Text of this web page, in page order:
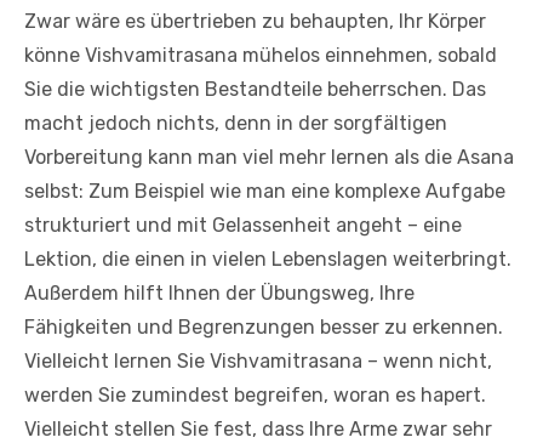
Zwar wäre es übertrieben zu behaupten, Ihr Körper
könne Vishvamitrasana mühelos einnehmen, sobald
Sie die wichtigsten Bestandteile beherrschen. Das
macht jedoch nichts, denn in der sorgfältigen
Vorbereitung kann man viel mehr lernen als die Asana
selbst: Zum Beispiel wie man eine komplexe Aufgabe
strukturiert und mit Gelassenheit angeht – eine
Lektion, die einen in vielen Lebenslagen weiterbringt.
Außerdem hilft Ihnen der Übungsweg, Ihre
Fähigkeiten und Begrenzungen besser zu erkennen.
Vielleicht lernen Sie Vishvamitrasana – wenn nicht,
werden Sie zumindest begreifen, woran es hapert.
Vielleicht stellen Sie fest, dass Ihre Arme zwar sehr